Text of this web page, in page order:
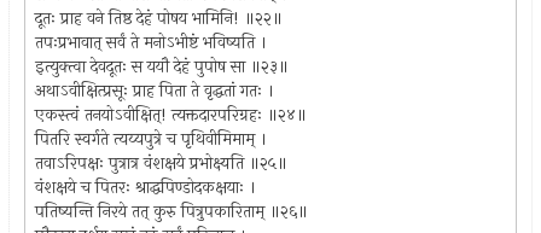
दूतः प्राह वने तिष्ठ देहं पोषय भामिनि! ॥२२॥
तपःप्रभावात् सर्वं ते मनोऽभीष्टं भविष्यति ।
इत्युक्त्वा देवदूतः स ययौ देहं पुपोष सा ॥२३॥
अथाऽवीक्षित्प्रसूः प्राह पिता ते वृद्धतां गतः ।
एकस्त्वं तनयोऽवीक्षित्! त्यक्तदारपरिग्रहः ॥२४॥
पितरि स्वर्गते त्यय्यपुत्रे च पृथिवीमिमाम् ।
तवाऽरिपक्षः पुत्रात्र वंशक्षये प्रभोक्ष्यति ॥२५॥
वंशक्षये च पितरः श्राद्धपिण्डोदकक्षयाः ।
पतिष्यन्ति निरये तत् कुरु पित्रुपकारिताम् ॥२६॥